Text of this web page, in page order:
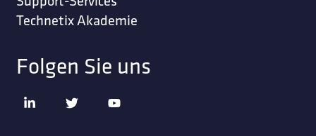
Technetix Akademie
Folgen Sie uns